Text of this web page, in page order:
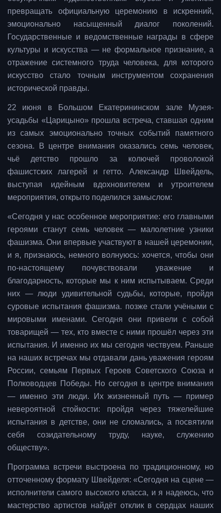
превращать официальную церемонию в искренний,
эмоционально насыщенный диалог поколений.
Государственные и ведомственные награды в сфере
культуры и искусства — не формальное признание, а
отражение системного труда человека, для которого
искусство стало точным инструментом сохранения
исторической правды.
22 июня в Большом Екатерининском зале Музея-
усадьбы «Царицыно» прошла встреча, ставшая одним
из самых эмоционально точных событий памятного
сезона. В центре внимания оказались семь человек,
чьё детство прошло за колючей проволокой
фашистских лагерей и гетто. Александр Швейдель,
выступая идейным вдохновителем и утроителем
мероприятия, открыто поделился замыслом:
«Сегодня у нас особенное мероприятие: его главными
героями станут семь человек — малолетние узники
фашизма. Они впервые участвуют в нашей церемонии,
и я, признаюсь, немного волнуюсь: хочется, чтобы они
по-настоящему почувствовали уважение и
благодарность, которые мы к ним испытываем. Среди
них — люди удивительной судьбы, которые, пройдя
суровые испытания фашизма. позже стали учёными с
мировыми именами. Сегодня они привели с собой
товарищей — тех, кто вместе с ними прошёл через эти
испытания. И именно их мы сегодня чествуем. Раньше
на наших встречах мы отдавали дань уважения героям
России, семьям Первых Героев Советского Союза и
Полководцев Победы. Но сегодня в центре внимания
— именно эти люди. Их жизненный путь — пример
невероятной стойкости: пройдя через тяжелейшие
испытания в детстве, они не сломались, а посвятили
себя созидательному труду, науке, служению
обществу».
Программа встречи выстроена по традиционному, но
отточенному формату Швейделя: «Сегодня на сцене —
исполнители самого высокого класса, и я надеюсь, что
мастерство артистов найдёт отклик в сердцах наших